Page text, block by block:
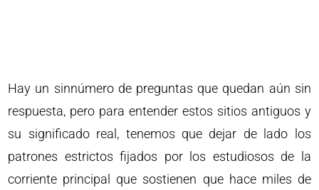
Hay un sinnúmero de preguntas que quedan aún sin
respuesta, pero para entender estos sitios antiguos y
su significado real, tenemos que dejar de lado los
patrones estrictos fijados por los estudiosos de la
corriente principal que sostienen que hace miles de